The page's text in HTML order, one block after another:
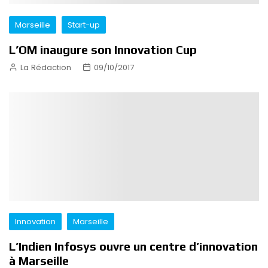
Marseille Start-up
L’OM inaugure son Innovation Cup
La Rédaction 09/10/2017
Innovation Marseille
L’Indien Infosys ouvre un centre d’innovation
à Marseille